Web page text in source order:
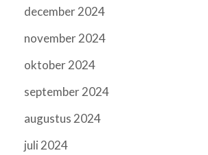
december 2024
november 2024
oktober 2024
september 2024
augustus 2024
juli 2024